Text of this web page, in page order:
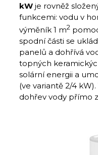
kW je rovněž
funkcemi: vodu v
výměník 1 m2
spodní části se
panelů a dohřívá
topných
solární energii a
(ve variantě 2/4
dohřev vody přímo